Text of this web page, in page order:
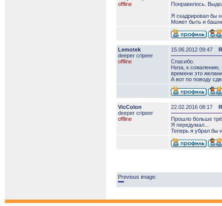
offline
Понравилось.
Я скадрировал бы
Может быть и
Lemotek
deeper сripeer
offline
15.06.2012 09:47
Спасибо.
Низа, к
времени это
А вот по поводу
VicColon
deeper сripeer
offline
22.02.2016 08:17
Прошло больше
Я передумал...
Теперь я убрал бы
Previous image:
***